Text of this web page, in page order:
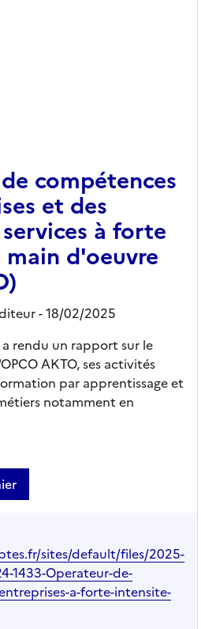
compétences
et des
à forte
d'oeuvre
- 18/02/2025
rendu un rapport sur le
AKTO, ses activités
par apprentissage et
notamment en
sites/default/files/2025-
1433-Operateur-de-
a-forte-intensite-